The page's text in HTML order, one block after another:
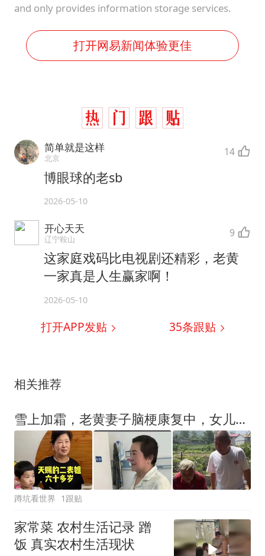
and only provides information storage services.
打开网易新闻体验更佳
简单就是这样
北京 14
博眼球的老sb
2026-05-10
开心天天
辽宁鞍山 9
这家庭戏码比电视剧还精彩，老黄
一家真是人生赢家啊！
2026-05-10
打开APP发贴 35条跟贴
相关推荐
雪上加霜，老黄妻子脑梗康复中，女儿天赐想回山东老家，哭闹不停
蹲坑看世界 1跟贴
家常菜 农村生活记录 蹭
饭 真实农村生活现状